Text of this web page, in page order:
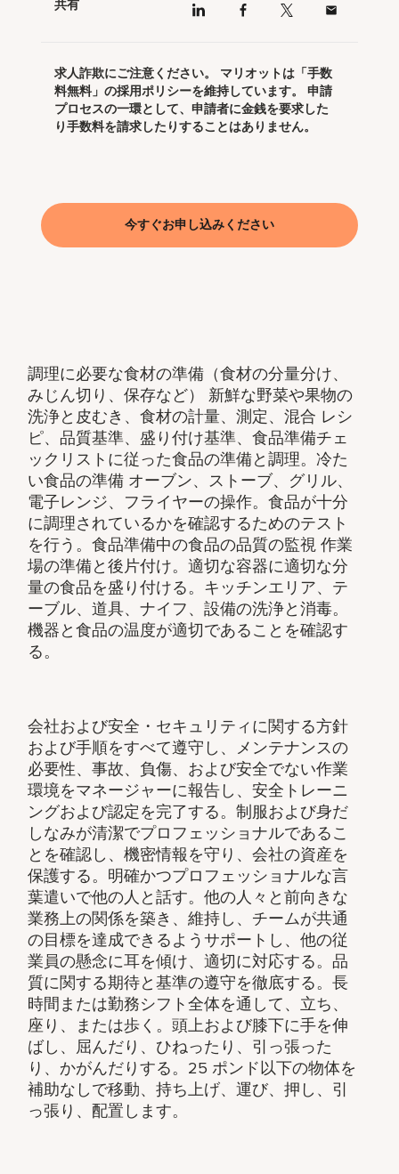
調理に必要な食材の準備（食材の分量分け、
みじん切り、保存など） 新鮮な野菜や果物の
洗浄と皮むき、食材の計量、測定、混合 レシ
ピ、品質基準、盛り付け基準、食品準備チェ
ックリストに従った食品の準備と調理。冷た
い食品の準備 オーブン、ストーブ、グリル、
電子レンジ、フライヤーの操作。食品が十分
に調理されているかを確認するためのテスト
を行う。食品準備中の食品の品質の監視 作業
場の準備と後片付け。適切な容器に適切な分
量の食品を盛り付ける。キッチンエリア、テ
ーブル、道具、ナイフ、設備の洗浄と消毒。
機器と食品の温度が適切であることを確認す
る。
会社および安全・セキュリティに関する方針
および手順をすべて遵守し、メンテナンスの
必要性、事故、負傷、および安全でない作業
環境をマネージャーに報告し、安全トレーニ
ングおよび認定を完了する。制服および身だ
しなみが清潔でプロフェッショナルであるこ
とを確認し、機密情報を守り、会社の資産を
保護する。明確かつプロフェッショナルな言
葉遣いで他の人と話す。他の人々と前向きな
業務上の関係を築き、維持し、チームが共通
の目標を達成できるようサポートし、他の従
業員の懸念に耳を傾け、適切に対応する。品
質に関する期待と基準の遵守を徹底する。長
時間または勤務シフト全体を通して、立ち、
座り、または歩く。頭上および膝下に手を伸
ばし、屈んだり、ひねったり、引っ張った
り、かがんだりする。25 ポンド以下の物体を
補助なしで移動、持ち上げ、運び、押し、引
っ張り、配置します。
共有
求人詐欺にご注意ください。 マリオットは「手数
料無料」の採用ポリシーを維持しています。 申請
プロセスの一環として、申請者に金銭を要求した
り手数料を請求したりすることはありません。
今すぐお申し込みください